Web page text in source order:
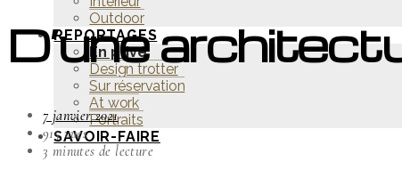
Outdoor
REPORTAGES
En privé
Design trotter
Sur réservation
At work
Portraits
SAVOIR-FAIRE
D’une
7 janvier 2021
915 vues
3 minutes de lecture